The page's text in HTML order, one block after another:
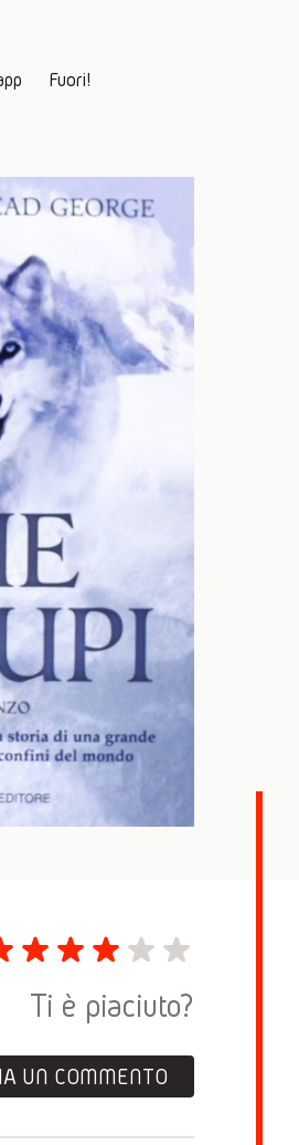
Fuori!
Ti è piaciuto?
UN COMMENTO